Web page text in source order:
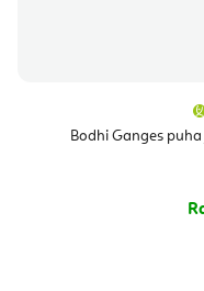
Bodhi Ganges